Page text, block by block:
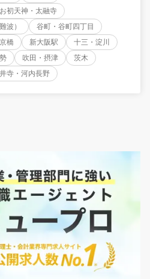
初天神・太融寺
波）
谷町・谷町四丁目
橋
新大阪駅
十三・淀川
吹田・摂津
茨木
寺・河内長野